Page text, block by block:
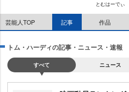
とむはーでぃ
芸能人TOP 記事 作品
トム・ハーディの記事・ニュース・速報
すべて ニュース